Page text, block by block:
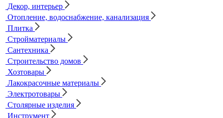
Декор, интерьер
Отопление, водоснабжение, канализация
Плитка
Стройматериалы
Сантехника
Строительство домов
Хозтовары
Лакокрасочные материалы
Электротовары
Столярные изделия
Инструмент